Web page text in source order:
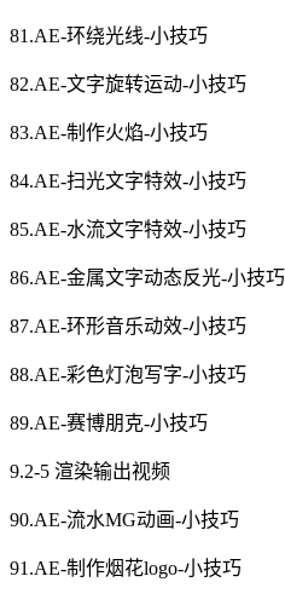
81.AE-环绕光线-小技巧
82.AE-文字旋转运动-小技巧
83.AE-制作火焰-小技巧
84.AE-扫光文字特效-小技巧
85.AE-水流文字特效-小技巧
86.AE-金属文字动态反光-小技巧
87.AE-环形音乐动效-小技巧
88.AE-彩色灯泡写字-小技巧
89.AE-赛博朋克-小技巧
9.2-5 渲染输出视频
90.AE-流水MG动画-小技巧
91.AE-制作烟花logo-小技巧